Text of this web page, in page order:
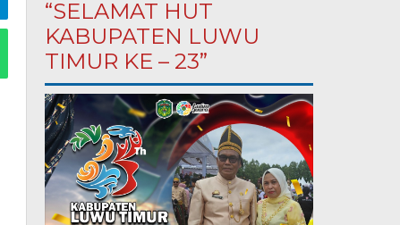
“SELAMAT HUT
KABUPATEN LUWU
TIMUR KE – 23”